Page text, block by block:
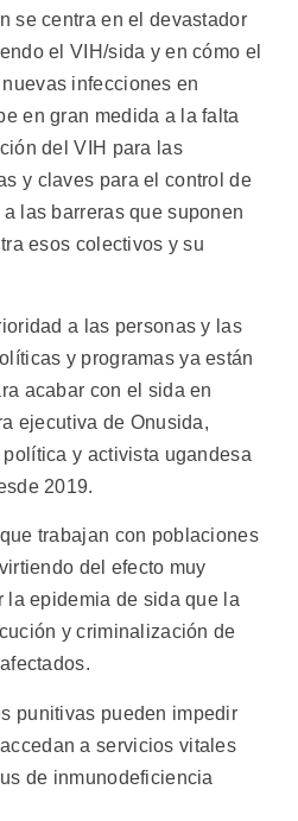
se centra en el devastador
el VIH/sida y en cómo el
infecciones en
en gran medida a la falta
del VIH para las
y claves para el control de
las barreras que suponen
esos colectivos y su
a las personas y las
y programas ya están
acabar con el sida en
ejecutiva de Onusida,
y activista ugandesa
2019.
trabajan con poblaciones
del efecto muy
la epidemia de sida que la
y criminalización de
punitivas pueden impedir
a servicios vitales
de inmunodeficiencia